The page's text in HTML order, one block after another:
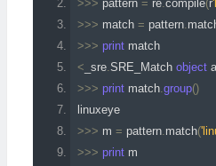
>>> pattern = re.compile(r
>>> match = pattern.
>>> print match
< _sre.SRE_Match object
>>> print match.group()
linuxeye
>>> m = pattern.match(
>>> print m